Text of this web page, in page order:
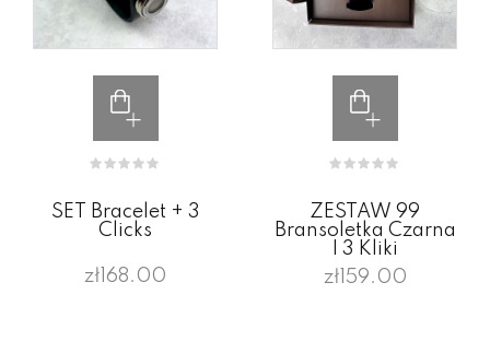
SET Bracelet + 3
Clicks
zł168.00
ZESTAW 99
Bransoletka Czarna
I 3 Kliki
zł159.00